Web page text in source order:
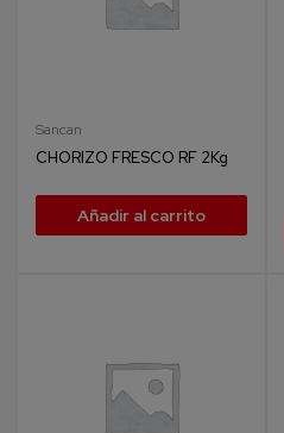
Sancan
CHORIZO FRESCO RF 2Kg
Añadir al carrito